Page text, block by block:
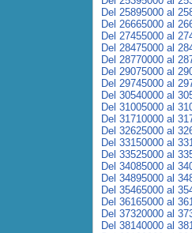
Del 25895000 al
Del 26665000 al
Del 27455000 al
Del 28475000 al
Del 28770000 al
Del 29075000 al
Del 29745000 al
Del 30540000 al
Del 31005000 al
Del 31710000 al
Del 32625000 al
Del 33150000 al
Del 33525000 al
Del 34085000 al
Del 34895000 al
Del 35465000 al
Del 36165000 al
Del 37320000 al
Del 38140000 al